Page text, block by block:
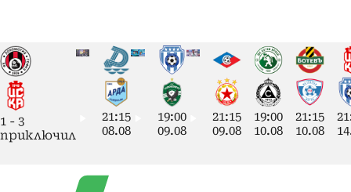
1 - 3
приключил
21:15
08.08
19:00
09.08
21:15
09.08
19:00
10.08
21:15
10.08